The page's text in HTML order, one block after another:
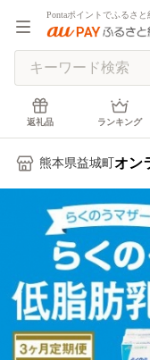
Pontaポイントでふるさと
返礼品 ランキング
熊本県益城町 オン